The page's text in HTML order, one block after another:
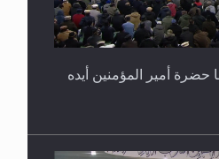
حضرة أمير المؤمنين أيده